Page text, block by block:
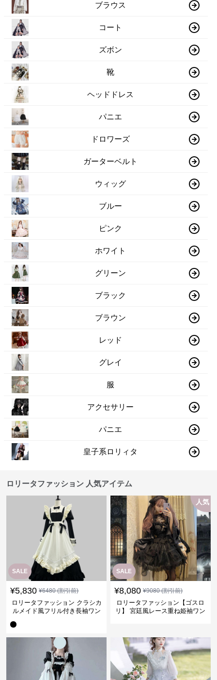
ブラウス
コート
ズボン
靴
ヘッドドレス
パニエ
ドロワーズ
ガーターベルト
ウィッグ
ブルー
ピンク
ホワイト
グリーン
ブラック
ブラウン
レッド
グレイ
服
アクセサリー
パニエ
皇子系ロリィタ
ロリータファッション 人気アイテム
SALE
¥5,830 ¥6480(割引前)
ロリータファッション クラシカ
ルメイド風フリル付き長袖ワン
SALE
人気
¥8,080 ¥9080(割引前)
ロリータファッション【ゴスロ
リ】 宮廷風レース重ね姫袖ワン